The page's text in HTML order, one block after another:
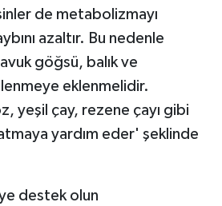
de metabolizmayı
azaltır. Bu nedenle
göğsü, balık ve
eklenmelidir.
yeşil çay, rezene çayı gibi
yardım eder' şeklinde
destek olun